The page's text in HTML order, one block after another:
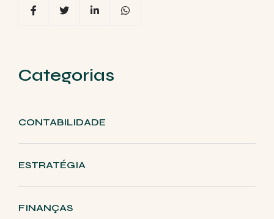
Categorias
CONTABILIDADE
ESTRATÉGIA
FINANÇAS